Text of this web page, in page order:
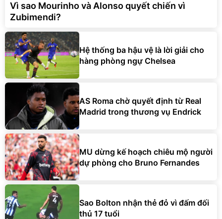
Vì sao Mourinho và Alonso quyết chiến vì
Zubimendi?
Hệ thống ba hậu vệ là lời giải cho
hàng phòng ngự Chelsea
AS Roma chờ quyết định từ Real
Madrid trong thương vụ Endrick
MU dừng kế hoạch chiêu mộ người
dự phòng cho Bruno Fernandes
Sao Bolton nhận thẻ đỏ vì đấm đối
thủ 17 tuổi